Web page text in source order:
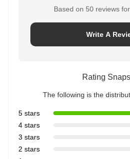
Based on 50 reviews
Write A
Rating
The following is the
5 stars
4 stars
3 stars
2 stars